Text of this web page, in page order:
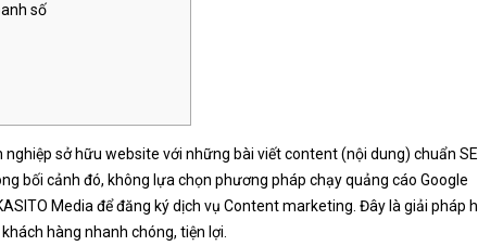
số
sở hữu website với những bài viết content (nội dung) chuẩn
bối cảnh đó, không lựa chọn phương pháp chạy quảng cáo Google
Media để đăng ký dịch vụ Content marketing. Đây là giải pháp
hàng nhanh chóng, tiện lợi.
– Biểu Tượng Của Sự Bền Vững
FAHOME